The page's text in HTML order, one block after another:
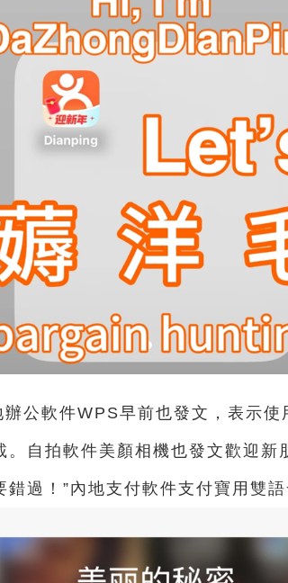
辦公軟件WPS早前也發文，表示
。自拍軟件美顏相機也發文歡迎新
錯過！”內地支付軟件支付寶用雙